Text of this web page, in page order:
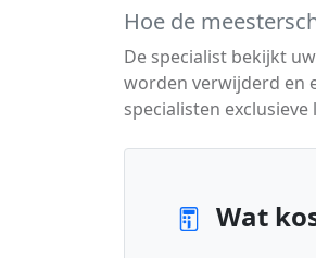
Hoe de
De specialist bekijkt
worden verwijderd en
specialisten
Wat